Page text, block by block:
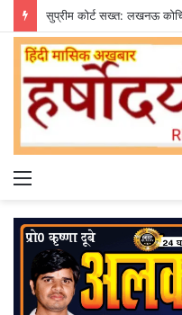
Menu